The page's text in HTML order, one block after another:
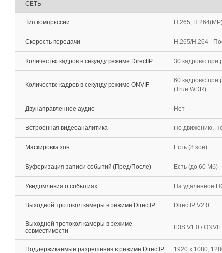
СЕТЬ
Тип компрессии H.265,
Скорость передачи H.265/H.264 -
Количество кадров в секунду режиме DirectIP 30 кадров/с при
Количество кадров в секунду режиме ONVIF
60 кадров/c при
(True WDR)
Двунаправленное аудио Нет
Встроенная видеоаналитика По движению,
Маскировка зон Есть (8 зон)
Буферизация записи событий (Пред/После) Есть (до 60 Мб)
Уведомления о событиях На удаленное
Выходной протокол камеры в режиме DirectIP DirectIP V2.0
Выходной протокол камеры в режиме
совместимости
IDIS V1.0 /
Поддерживаемые разрешения в режиме DirectIP 1920 x 1080,